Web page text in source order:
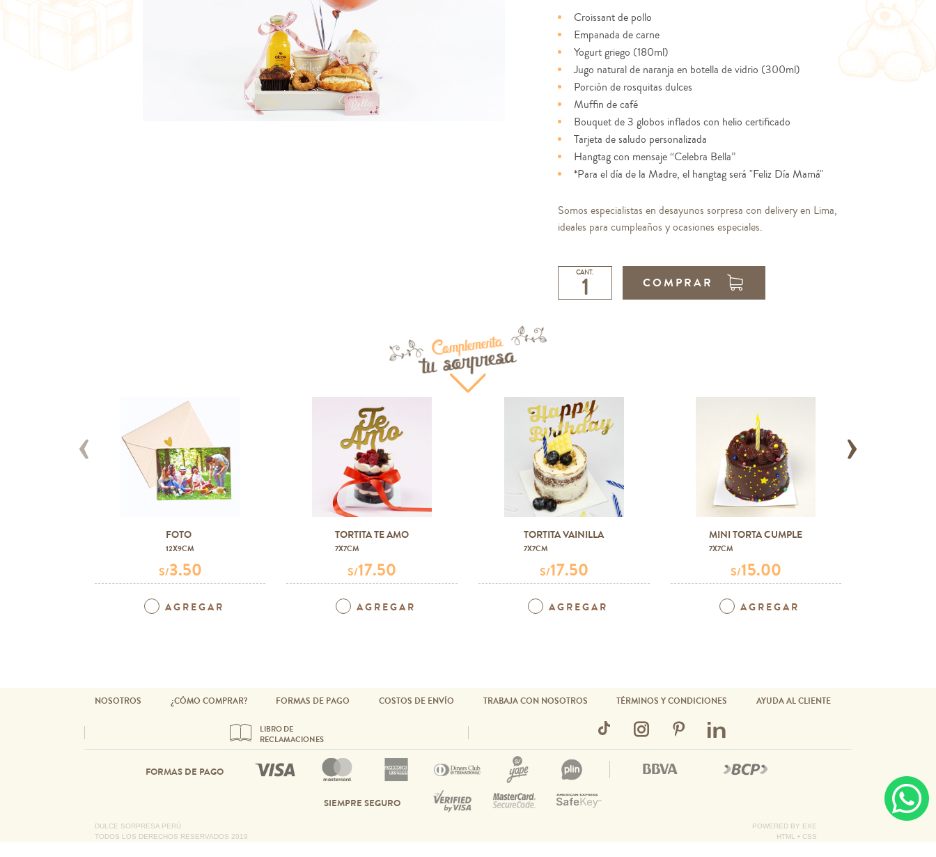
Croissant de pollo
Empanada de carne
Yogurt griego (180ml)
Jugo natural de naranja en botella de vidrio (300ml)
Porción de rosquitas dulces
Muffin de café
Bouquet de 3 globos inflados con helio certificado
Tarjeta de saludo personalizada
Hangtag con mensaje “Celebra Bella”
*Para el día de la Madre, el hangtag será "Feliz Día Mamá"
Somos especialistas en desayunos sorpresa con delivery en Lima,
ideales para cumpleaños y ocasiones especiales.
CANT.
COMPRAR
Complementa
tu sorpresa
FOTO
12X9CM
S/3.50
AGREGAR
TORTITA TE AMO
7X7CM
S/17.50
AGREGAR
TORTITA VAINILLA
7X7CM
S/17.50
AGREGAR
MINI TORTA CUMPLE
7X7CM
S/15.00
AGREGAR
‹ ›
NOSOTROS ¿CÓMO COMPRAR? FORMAS DE PAGO COSTOS DE ENVÍO TRABAJA CON NOSOTROS TÉRMINOS Y CONDICIONES AYUDA AL CLIENTE
LIBRO DE
RECLAMACIONES
FORMAS DE PAGO
SIEMPRE SEGURO
DULCE SORPRESA PERÚ
TODOS LOS DERECHOS RESERVADOS 2019
POWERED BY EXE
HTML
• CSS